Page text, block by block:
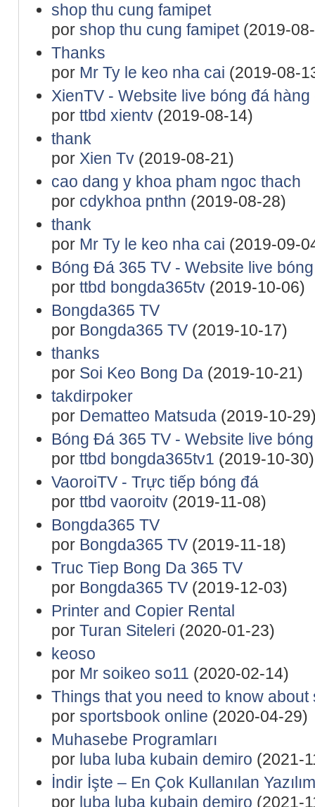
shop thu cung famipet
por shop thu cung famipet(2019-
Thanks
por Mr Ty le keo nha cai (2019-08-
XienTV - Website live bóng đá hàng
por ttbd xientv(2019-08-14)
thank
por Xien Tv(2019-08-21)
cao dang y khoa pham ngoc thach
por cdykhoa pnthn (2019-08-28)
thank
por Mr Ty le keo nha cai (2019-09-
Bóng Đá 365 TV - Website live
por ttbd bongda365tv(2019-10-06)
Bongda365 TV
por Bongda365 TV(2019-10-17)
thanks
por Soi Keo Bong Da(2019-10-21)
takdirpoker
por Dematteo Matsuda(2019-10-
Bóng Đá 365 TV - Website live
por ttbd bongda365tv1 (2019-10-30)
VaoroiTV - Trực tiếp bóng đá
por ttbd vaoroitv(2019-11-08)
Bongda365 TV
por Bongda365 TV(2019-11-18)
Truc Tiep Bong Da 365 TV
por Bongda365 TV(2019-12-03)
Printer and Copier Rental
por Turan Siteleri (2020-01-23)
keoso
por Mr soikeo so11 (2020-02-14)
Things that you need to know about
por sportsbook online (2020-04-29)
Muhasebe Programları
por luba luba kubain demiro (2021-
İndir İşte – En Çok Kullanılan
por luba luba kubain demiro (2021-